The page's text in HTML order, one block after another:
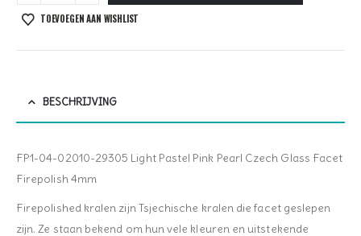
TOEVOEGEN AAN WISHLIST
BESCHRIJVING
FP1-04-02010-29305 Light Pastel Pink Pearl Czech Glass Facet
Firepolish 4mm
Firepolished kralen zijn Tsjechische kralen die facet geslepen
zijn. Ze staan bekend om hun vele kleuren en uitstekende